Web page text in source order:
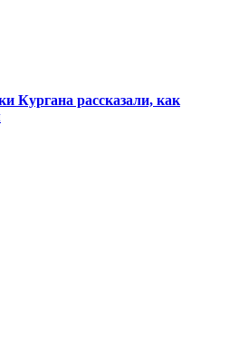
Кургана рассказали, как